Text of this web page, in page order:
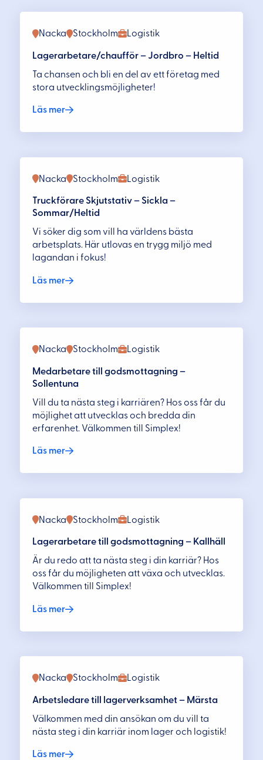
Logistik
Nacka Stockholm
Lagerarbetare/chaufför – Jordbro – Heltid
Ta chansen och bli en del av ett företag med
stora utvecklingsmöjligheter!
Läs mer
Logistik
Nacka Stockholm
Truckförare Skjutstativ – Sickla –
Sommar/Heltid
Vi söker dig som vill ha världens bästa
arbetsplats. Här utlovas en trygg miljö med
lagandan i fokus!
Läs mer
Logistik
Nacka Stockholm
Medarbetare till godsmottagning –
Sollentuna
Vill du ta nästa steg i karriären? Hos oss får du
möjlighet att utvecklas och bredda din
erfarenhet. Välkommen till Simplex!
Läs mer
Logistik
Nacka Stockholm
Lagerarbetare till godsmottagning – Kallhäll
Är du redo att ta nästa steg i din karriär? Hos
oss får du möjligheten att växa och utvecklas.
Välkommen till Simplex!
Läs mer
Logistik
Nacka Stockholm
Arbetsledare till lagerverksamhet – Märsta
Välkommen med din ansökan om du vill ta
nästa steg i din karriär inom lager och logistik!
Läs mer